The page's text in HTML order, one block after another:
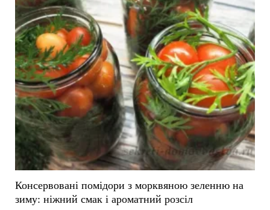
Консервовані помідори з морквяною зеленню на
зиму: ніжний смак і ароматний розсіл